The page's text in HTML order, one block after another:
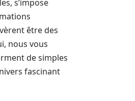
s’impose
être des
nous vous
de simples
fascinant